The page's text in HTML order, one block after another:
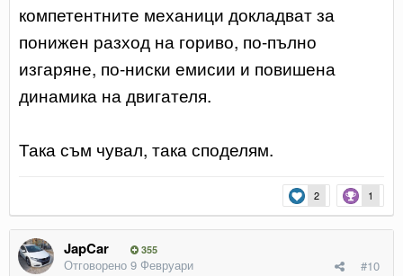
компетентните механици докладват за
понижен разход на гориво, по-пълно
изгаряне, по-ниски емисии и повишена
динамика на двигателя.
Така съм чувал, така споделям.
2 1
JapCar 355
#10
Отговорено 9 Февруари